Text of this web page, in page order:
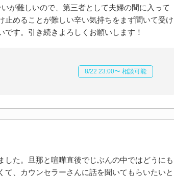
が難しいので、第三者として夫婦の間に入って
止めることが難しい辛い気持ちをまず聞いて受け
す。引き続きよろしくお願いします！
8/22 23:00〜 相談可能
た。旦那と喧嘩直後でじぶんの中ではどうにも
、カウンセラーさんに話を聞いてもらいたいと